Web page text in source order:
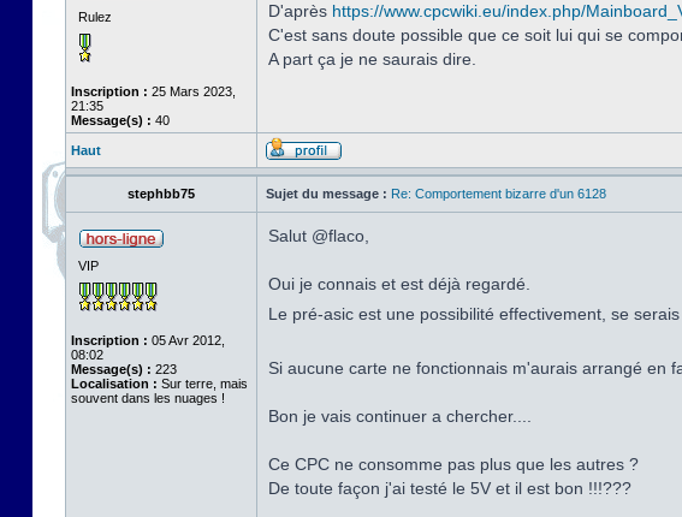
Rulez
Inscription : 25 Mars 2023,
21:35
Message(s) : 40
D'après https://www.cpcwiki.eu/index.php/
C'est sans doute possible que ce soit lui qui se
A part ça je ne saurais dire.
Haut
stephbb75 Sujet du message : Re: Comportement bizarre d'un 6128
VIP
Inscription : 05 Avr 2012,
08:02
Message(s) : 223
Localisation : Sur terre, mais
souvent dans les nuages !
Salut @flaco,
Oui je connais et est déjà regardé.
Le pré-asic est une possibilité effectivement, se
Si aucune carte ne fonctionnais m'aurais arrangé en
Bon je vais continuer a chercher....
Ce CPC ne consomme pas plus que les autres ?
De toute façon j'ai testé le 5V et il est bon !!!???